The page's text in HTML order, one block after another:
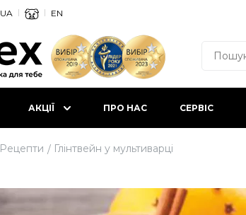
UA EN
АКЦІЇ ПРО НАС СЕРВІС
Рецепти Глінтвейн у мультиварці